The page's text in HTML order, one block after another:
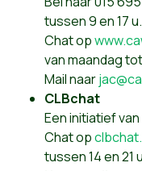
tussen 9 en 17 u.
Chat op
van maandag
Mail naar
CLBchat
Een initiatief van
Chat op
tussen 14 en 21